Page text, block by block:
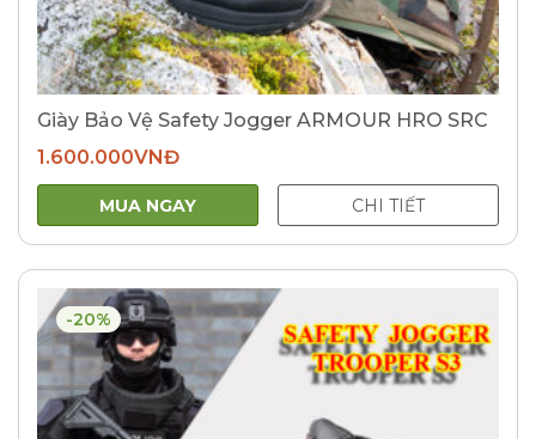
Giày Bảo Vệ Safety Jogger ARMOUR HRO SRC
1.600.000VNĐ
MUA NGAY CHI TIẾT
-20%